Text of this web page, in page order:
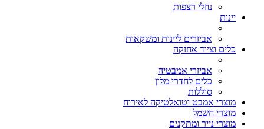
נוזלי רצפות
יינות
אביזרים ליינות ומשקאות
כלים וציוד אחזקה
אביזרי אמבטיה
כלים לחדרי מלון
סוללות
מוצרי אמבט וטואלטיקה לאירוח
מוצרי חשמל
מוצרי נייר ומתקנים